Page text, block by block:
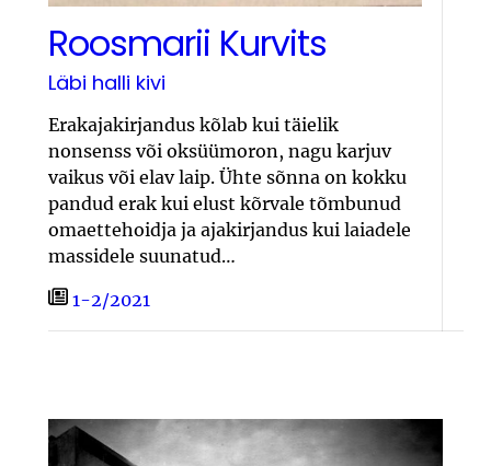
Roosmarii Kurvits
Läbi halli kivi
Erakajakirjandus kõlab kui täielik
nonsenss või oksüümoron, nagu karjuv
vaikus või elav laip. Ühte sõnna on kokku
pandud erak kui elust kõrvale tõmbunud
omaettehoidja ja ajakirjandus kui laiadele
massidele suunatud…
1-2/2021